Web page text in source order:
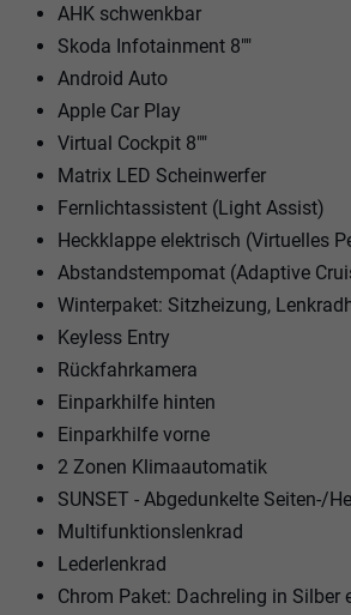
AHK schwenkbar
Skoda Infotainment 8""
Android Auto
Apple Car Play
Virtual Cockpit 8""
Matrix LED Scheinwerfer
Fernlichtassistent (Light Assist)
Heckklappe elektrisch (Virtuelles
Abstandstempomat (Adaptive
Winterpaket: Sitzheizung,
Keyless Entry
Rückfahrkamera
Einparkhilfe hinten
Einparkhilfe vorne
2 Zonen Klimaautomatik
SUNSET - Abgedunkelte Seiten-/
Multifunktionslenkrad
Lederlenkrad
Chrom Paket: Dachreling in Silber